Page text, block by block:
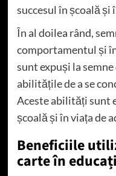
succesul în școală și
În al doilea rând,
comportamentul și
sunt expuși la
abilitățile de a se
Aceste abilități sunt
școală și în viața de
Beneficiile
carte în